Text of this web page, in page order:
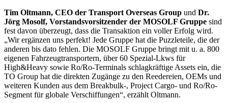
Tim Oltmann, CEO der Transport Overseas Group und Dr.
Jörg Mosolf, Vorstandsvorsitzender der MOSOLF Gruppe sind
fest davon überzeugt, dass die Transaktion ein voller Erfolg wird.
„Wir ergänzen uns perfekt! Jede Gruppe hat die Puzzleteile, die der
anderen bis dato fehlen. Die MOSOLF Gruppe bringt mit u. a. 800
eigenen Fahrzeugtransportern, über 60 Spezial-Lkws für
High&Heavy sowie Ro/Ro-Terminals schlagkräftige Assets ein, die
TO Group hat die direkten Zugänge zu den Reedereien, OEMs und
weiteren Kunden aus dem Breakbulk-, Project Cargo- und Ro/Ro-
Segment für globale Verschiffungen“, erzählt Oltmann.